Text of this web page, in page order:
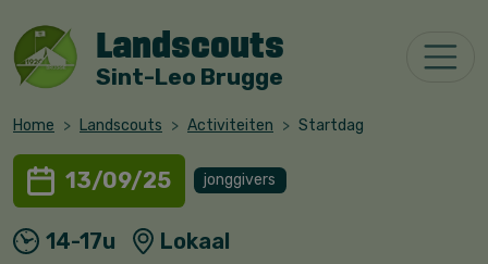
Landscouts
Sint-Leo Brugge
Home Landscouts Activiteiten Startdag
13/09/25 jonggivers
14-17u Lokaal